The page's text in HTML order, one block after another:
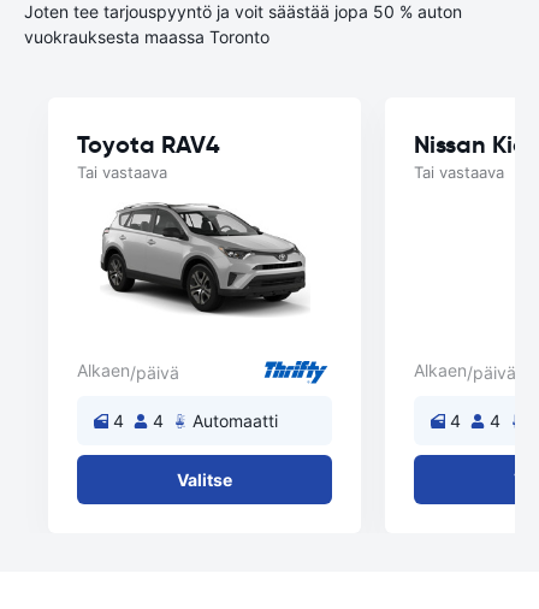
Joten tee tarjouspyyntö ja voit säästää jopa 50 % auton
vuokrauksesta maassa Toronto
Toyota RAV4
Tai vastaava
Alkaen/päivä
4 4 Automaatti
Valitse
Nissan
Tai vastaava
Alkaen/päivä
4 4